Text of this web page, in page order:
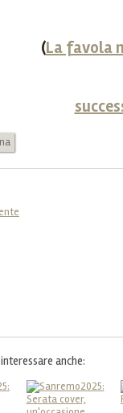
(La favola
anche: